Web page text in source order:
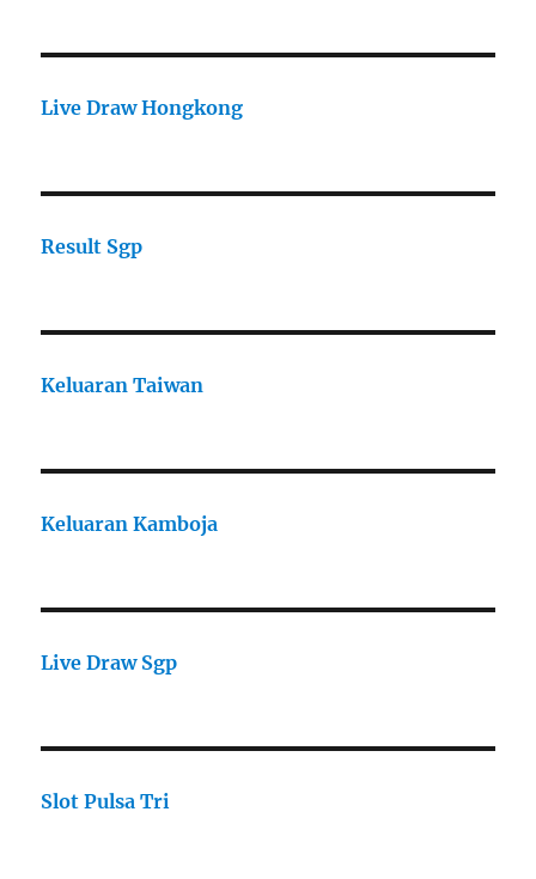
Live Draw Hongkong
Result Sgp
Keluaran Taiwan
Keluaran Kamboja
Live Draw Sgp
Slot Pulsa Tri